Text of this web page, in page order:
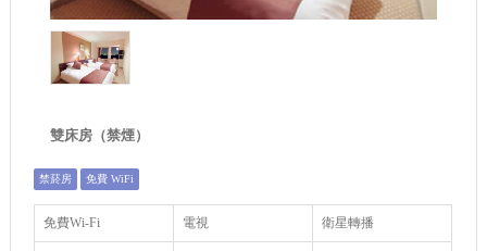
雙床房（禁煙）
禁菸房 免費 WiFi
免費Wi-Fi 電視 衛星轉播